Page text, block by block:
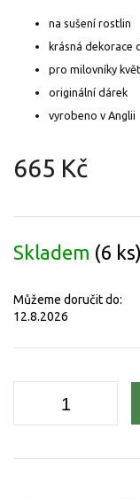
665 Kč
cena:
Skladem (6 ks)
Můžeme doručit do:
12.8.2026
na sušení rostlin
krásná dekorace
pro milovníky
originální dárek
vyrobeno v Anglii